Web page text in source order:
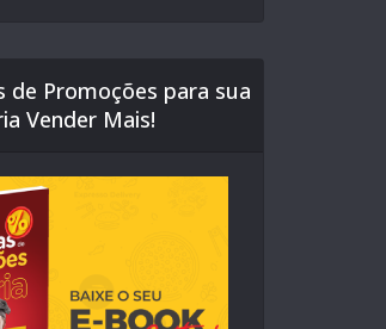
de Promoções para sua
Vender Mais!